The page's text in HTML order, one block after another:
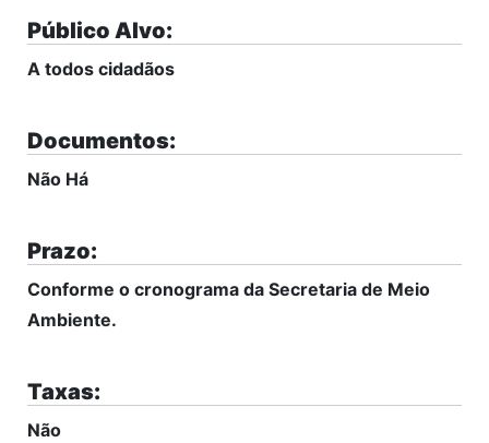
Público Alvo:
A todos cidadãos
Documentos:
Não Há
Prazo:
Conforme o cronograma da Secretaria de Meio
Ambiente.
Taxas:
Não